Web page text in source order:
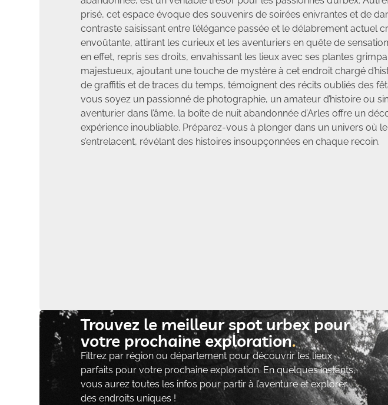
prisé, cet espace évoque des souvenirs de soirées enivrantes et de
contraste saisissant entre l’élégance passée et le délabrement actuel
envoûtante, attirant les curieux et les aventuriers en quête de
en effet, repris ses droits, envahissant les lieux avec ses plantes
majestueux, ajoutant une touche de mystère à cet endroit chargé
de graffitis et de traces du temps, témoignent des récits oubliés des
vous soyez un passionné de photographie, un amateur d’histoire ou
aventurier dans l’âme, la boîte de nuit abandonnée d’Arles offre un
expérience inoubliable. Préparez-vous à plonger dans un univers où
s’entrelacent, révélant des histoires insoupçonnées en chaque recoin.
Trouvez le meilleur spot urbex pour
votre prochaine exploration​
Filtrez par région ou département pour découvrir les lieux
parfaits pour votre prochaine exploration. En quelques instants,
vous aurez toutes les infos pour partir à l’aventure et explorer
des endroits uniques !